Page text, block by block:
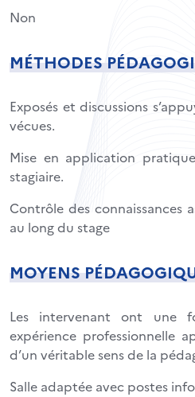
Non
MÉTHODES
Exposés et discussions
vécues.
Mise en application
stagiaire.
Contrôle des connaissances
au long du stage
MOYENS
Les intervenant ont une
expérience professionnelle
d’un véritable sens de la
Salle adaptée avec postes